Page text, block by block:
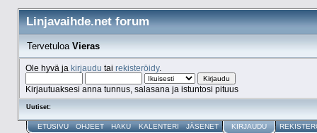
Linjavaihde.net forum
TervetuloaVieras
Ole hyvä ja kirjaudu tai rekisteröidy.
Kirjautuaksesi anna tunnus, salasana ja istuntosi pituus
Uutiset:
ETUSIVU OHJEET HAKU KALENTERI JÄSENET KIRJAUDU